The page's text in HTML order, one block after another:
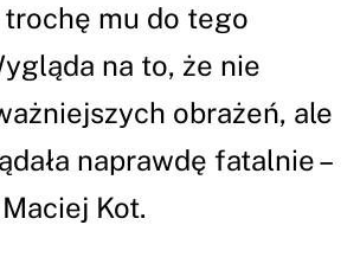
trochę mu do tego
na to, że nie
obrażeń, ale
naprawdę fatalnie –
Kot.